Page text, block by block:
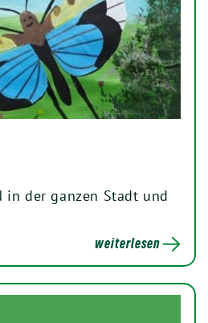
in der ganzen Stadt und
weiterlesen